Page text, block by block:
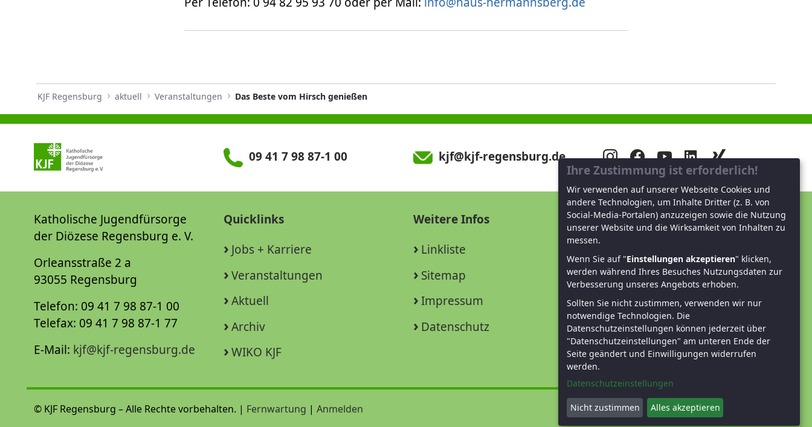
KJF Regensburg aktuell Veranstaltungen Das Beste vom Hirsch genießen
09 41 7 98 87-1 00 kjf@kjf-regensburg.de
Katholische Jugendfürsorge
der Diözese Regensburg e. V.
Orleansstraße 2 a
93055 Regensburg
Telefon: 09 41 7 98 87-1 00
Telefax: 09 41 7 98 87-1 77
E-Mail: kjf@kjf-regensburg.de
Quicklinks
Jobs + Karriere
Veranstaltungen
Aktuell
Archiv
WIKO KJF
Weitere Infos
Linkliste
Sitemap
Impressum
Datenschutz
Unterstützen Sie uns!
Spenden und helfen
© KJF Regensburg – Alle Rechte vorbehalten. | Fernwartung | Anmelden
Ihre Zustimmung ist erforderlich!
Wir verwenden auf unserer Webseite Cookies und
andere Technologien, um Inhalte Dritter (z. B. von
Social-Media-Portalen) anzuzeigen sowie die Nutzung
unserer Website und die Wirksamkeit von Inhalten zu
messen.
Wenn Sie auf "Einstellungen akzeptieren" klicken,
werden während Ihres Besuches Nutzungsdaten zur
Verbesserung unseres Angebots erhoben.
Sollten Sie nicht zustimmen, verwenden wir nur
notwendige Technologien. Die
Datenschutzeinstellungen können jederzeit über
"Datenschutzeinstellungen" am unteren Ende der
Seite geändert und Einwilligungen widerrufen
werden.
Datenschutzeinstellungen
Nicht zustimmen Alles akzeptieren